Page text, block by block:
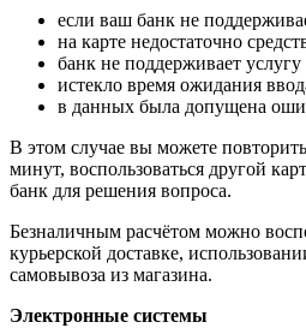
если ваш банк не
на карте недостаточно
банк не поддерживает
истекло время ожидания
в данных была допущена
В этом случае вы можете
минут, воспользоваться другой
банк для решения вопроса.
Безналичным расчётом можно
курьерской доставке,
самовывоза из магазина.
Электронные системы